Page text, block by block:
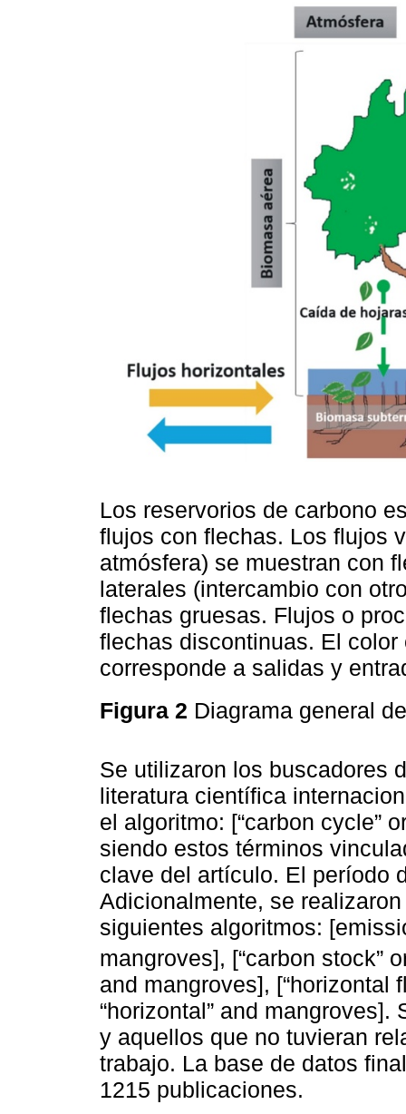
Los reservorios de carbono
flujos con flechas. Los flujos
atmósfera) se muestran con
laterales (intercambio con
flechas gruesas. Flujos o
flechas discontinuas. El
corresponde a salidas y
Figura 2 Diagrama general
Se utilizaron los buscadores
literatura científica
el algoritmo: [“carbon cycle”
siendo estos términos
clave del artículo. El período
Adicionalmente, se
siguientes algoritmos:
mangroves], [“carbon stock”
and mangroves], [“horizontal
“horizontal” and
y aquellos que no tuvieran
trabajo. La base de datos
1215 publicaciones.